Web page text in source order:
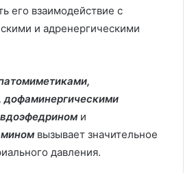
его взаимодействие с
и адренергическими
дофаминергическими
и
вызывает значительное
давления.